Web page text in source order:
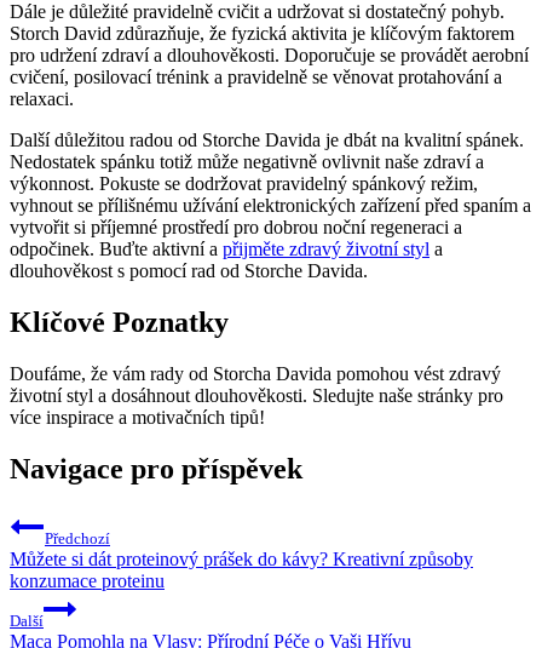
Dále je důležité pravidelně cvičit a udržovat si dostatečný pohyb.
Storch David zdůrazňuje, že fyzická aktivita je klíčovým faktorem
pro udržení zdraví a dlouhověkosti. Doporučuje se provádět aerobní
cvičení, posilovací trénink a pravidelně se věnovat protahování a
relaxaci.
Další důležitou radou od Storche Davida je dbát na kvalitní spánek.
Nedostatek spánku totiž může negativně ovlivnit naše zdraví a
výkonnost. Pokuste se dodržovat pravidelný spánkový režim,
vyhnout se přílišnému užívání elektronických zařízení před spaním a
vytvořit si příjemné prostředí pro dobrou noční regeneraci a
odpočinek. Buďte aktivní a přijměte zdravý životní styl a
dlouhověkost s pomocí rad od Storche Davida.
Klíčové Poznatky
Doufáme, že vám rady od Storcha Davida pomohou vést zdravý
životní styl a dosáhnout dlouhověkosti. Sledujte naše stránky pro
více inspirace a motivačních tipů!
Navigace pro příspěvek
Předchozí
Můžete si dát proteinový prášek do kávy? Kreativní způsoby
konzumace proteinu
Další
Maca Pomohla na Vlasy: Přírodní Péče o Vaši Hřívu